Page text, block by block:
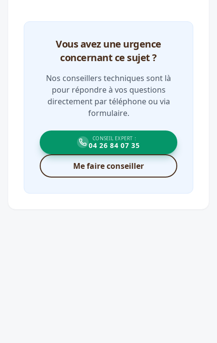
Vous avez une urgence
concernant ce sujet ?
Nos conseillers techniques sont là
pour répondre à vos questions
directement par téléphone ou via
formulaire.
CONSEIL EXPERT :
04 26 84 07 35
Me faire conseiller